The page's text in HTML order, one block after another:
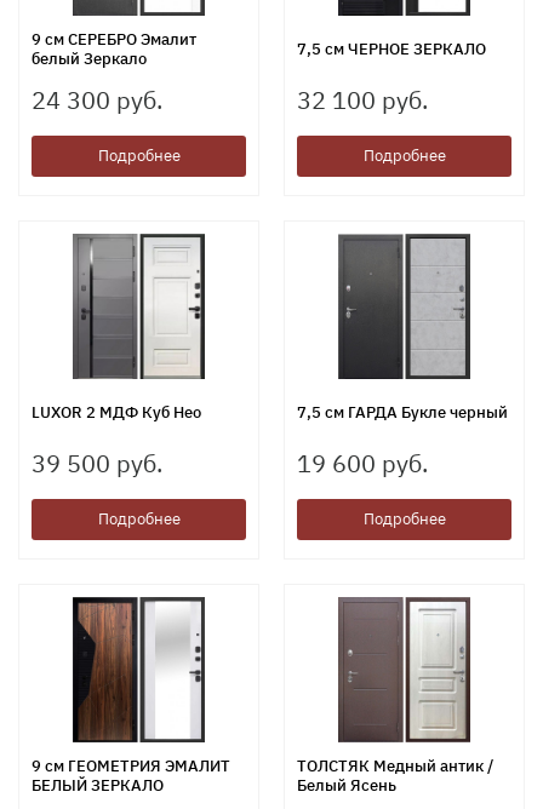
9 см СЕРЕБРО Эмалит
белый Зеркало
24 300 руб.
Подробнее
7,5 см ЧЕРНОЕ ЗЕРКАЛО
32 100 руб.
Подробнее
LUXOR 2 МДФ Куб Нео
39 500 руб.
Подробнее
7,5 см ГАРДА Букле черный
19 600 руб.
Подробнее
9 см ГЕОМЕТРИЯ ЭМАЛИТ
БЕЛЫЙ ЗЕРКАЛО
ТОЛСТЯК Медный антик /
Белый Ясень